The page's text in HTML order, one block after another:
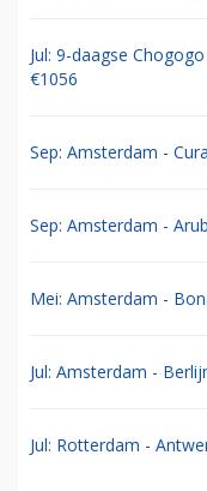
Jul: 9-daagse
€1056
Sep: Amsterdam -
Sep: Amsterdam -
Mei: Amsterdam -
Jul: Amsterdam -
Jul: Rotterdam -